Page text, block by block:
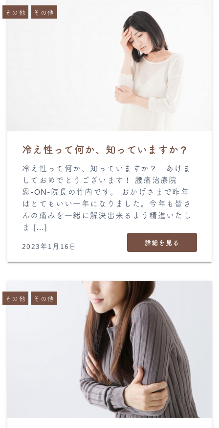
冷え性って何か、知っていますか？
冷え性って何か、知っていますか？ あけま
しておめでとうございます！ 腰痛治療院
恩-ON-院長の竹内です。 おかげさまで昨年
はとてもいい一年になりました。今年も皆さ
んの痛みを一緒に解決出来るよう精進いたし
ま […]
2023年1月16日 詳細を見る
その他 その他
その他 その他